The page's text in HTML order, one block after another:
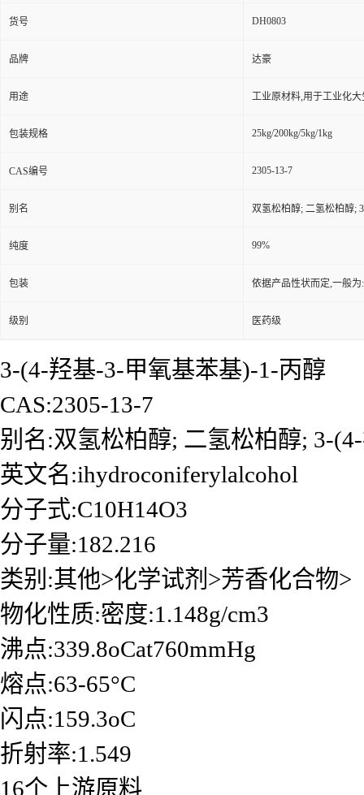
货号 DH0803
品牌 达豪
用途 工业原材料,用于工业化大
包装规格 25kg/200kg/5kg/1kg
CAS编号 2305-13-7
别名 双氢松柏醇; 二氢松柏醇;
纯度 99%
包装 依据产品性状而定,一般
级别 医药级
3-(4-羟基-3-甲氧基苯基)-1-丙醇
CAS:2305-13-7
别名:双氢松柏醇; 二氢松柏醇; 3-
英文名:ihydroconiferylalcohol
分子式:C10H14O3
分子量:182.216
类别:其他>化学试剂>芳香化合物>
物化性质:密度:1.148g/cm3
沸点:339.8oCat760mmHg
熔点:63-65°C
闪点:159.3oC
折射率:1.549
16个上游原料